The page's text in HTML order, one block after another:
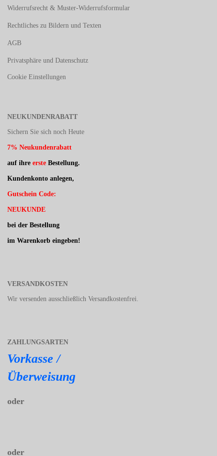
Widerrufsrecht & Muster-Widerrufsformular
Rechtliches zu Bildern und Texten
AGB
Privatsphäre und Datenschutz
Cookie Einstellungen
NEUKUNDENRABATT
Sichern Sie sich noch Heute
7% Neukundenrabatt
auf ihre erste Bestellung.
Kundenkonto anlegen,
Gutschein Code:
NEUKUNDE
bei der Bestellung
im Warenkorb eingeben!
VERSANDKOSTEN
Wir versenden ausschließlich Versandkostenfrei.
ZAHLUNGSARTEN
Vorkasse /
Überweisung
oder
oder